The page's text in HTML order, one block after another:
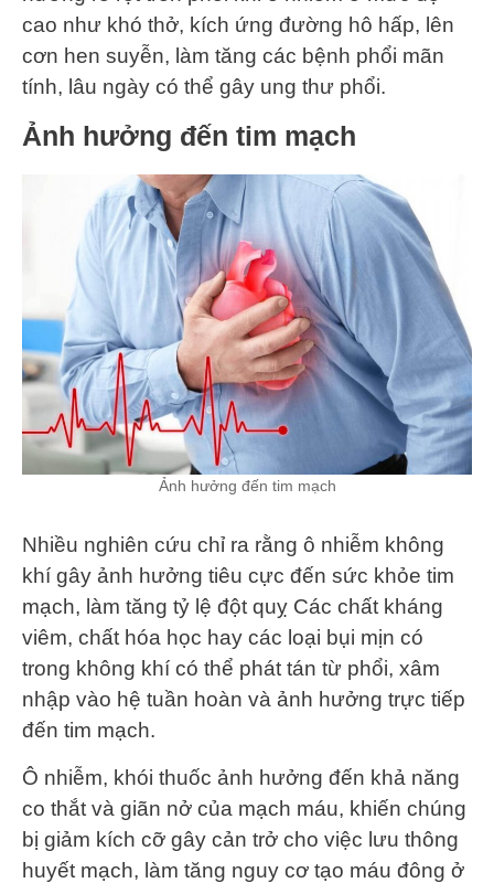
cao như khó thở, kích ứng đường hô hấp, lên
cơn hen suyễn, làm tăng các bệnh phổi mãn
tính, lâu ngày có thể gây ung thư phổi.
Ảnh hưởng đến tim mạch
Ảnh hưởng đến tim mạch
Nhiều nghiên cứu chỉ ra rằng ô nhiễm không
khí gây ảnh hưởng tiêu cực đến sức khỏe tim
mạch, làm tăng tỷ lệ đột quỵ Các chất kháng
viêm, chất hóa học hay các loại bụi mịn có
trong không khí có thể phát tán từ phổi, xâm
nhập vào hệ tuần hoàn và ảnh hưởng trực tiếp
đến tim mạch.
Ô nhiễm, khói thuốc ảnh hưởng đến khả năng
co thắt và giãn nở của mạch máu, khiến chúng
bị giảm kích cỡ gây cản trở cho việc lưu thông
huyết mạch, làm tăng nguy cơ tạo máu đông ở